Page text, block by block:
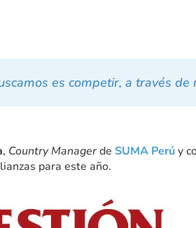
es competir, a través
, Country ManagerdeSUMA Perúy
para este año.